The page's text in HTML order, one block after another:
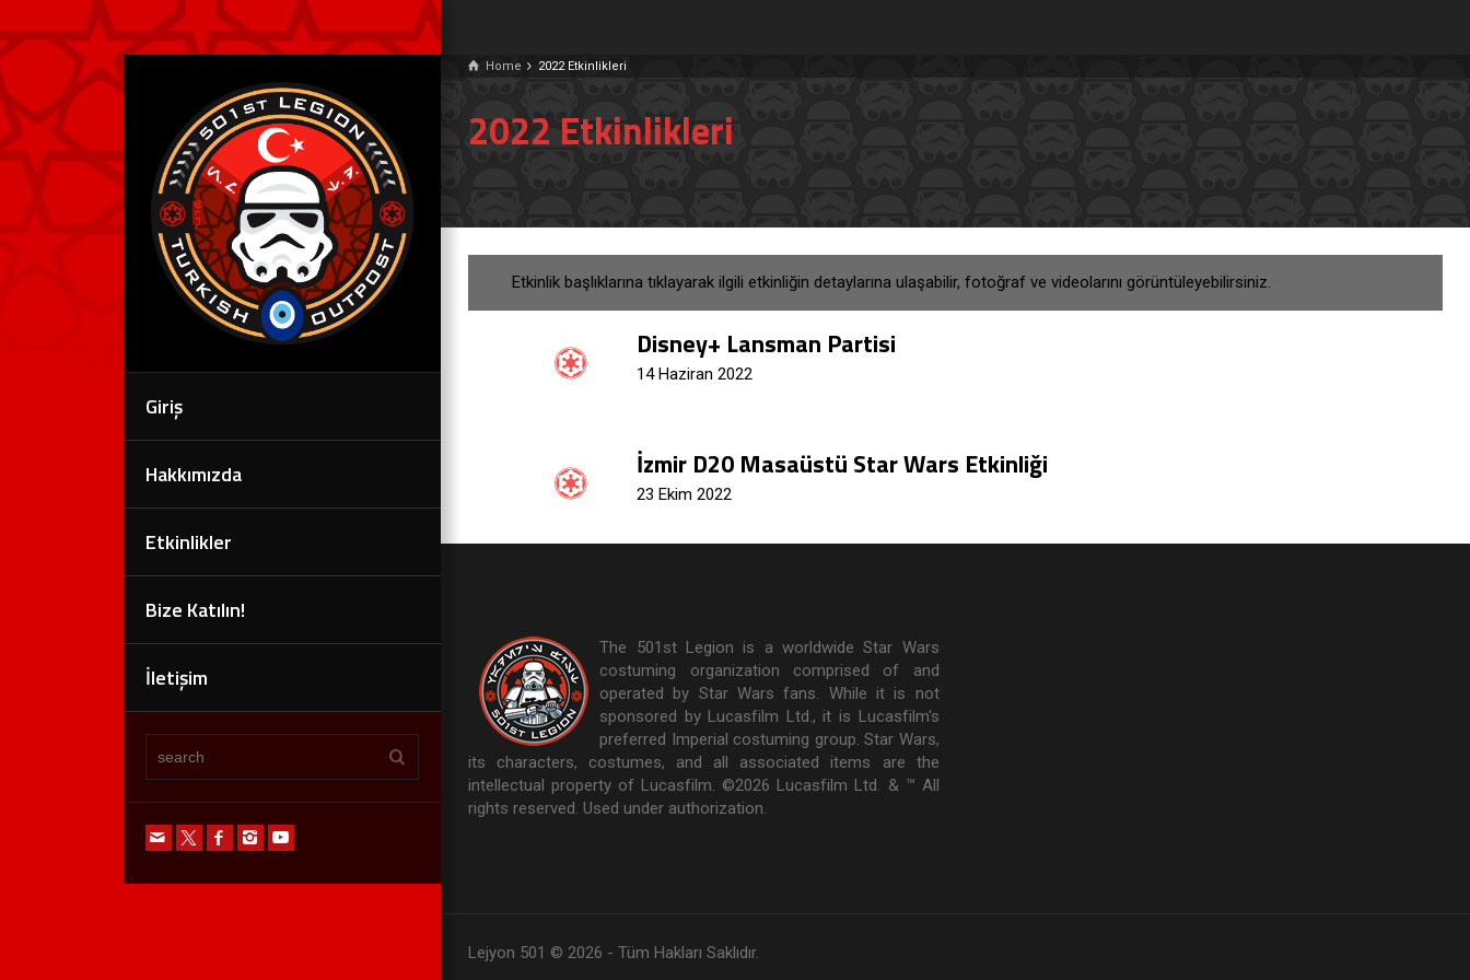
Giriş
Hakkımızda
Etkinlikler
Bize Katılın!
İletişim
Home 2022 Etkinlikleri
2022 Etkinlikleri
Etkinlik başlıklarına tıklayarak ilgili etkinliğin detaylarına ulaşabilir, fotoğraf ve videolarını görüntüleyebilirsiniz.
Disney+ Lansman Partisi
14 Haziran 2022
İzmir D20 Masaüstü Star Wars Etkinliği
23 Ekim 2022
The 501st Legion is a worldwide Star Wars
costuming organization comprised of and
operated by Star Wars fans. While it is not
sponsored by Lucasfilm Ltd., it is Lucasfilm's
preferred Imperial costuming group. Star Wars,
its characters, costumes, and all associated items are the
intellectual property of Lucasfilm. ©2026 Lucasfilm Ltd. & ™ All
rights reserved. Used under authorization.
Lejyon 501 © 2026 - Tüm Hakları Saklıdır.